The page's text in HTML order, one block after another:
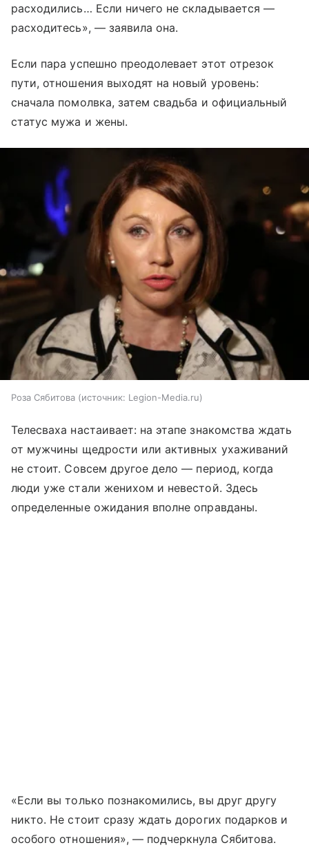
расходились… Если ничего не складывается —
расходитесь», — заявила она.
Если пара успешно преодолевает этот отрезок
пути, отношения выходят на новый уровень:
сначала помолвка, затем свадьба и официальный
статус мужа и жены.
Роза Сябитова источник: Legion-Media.ru
Телесваха настаивает: на этапе знакомства ждать
от мужчины щедрости или активных ухаживаний
не стоит. Совсем другое дело — период, когда
люди уже стали женихом и невестой. Здесь
определенные ожидания вполне оправданы.
«Если вы только познакомились, вы друг другу
никто. Не стоит сразу ждать дорогих подарков и
особого отношения», — подчеркнула Сябитова.